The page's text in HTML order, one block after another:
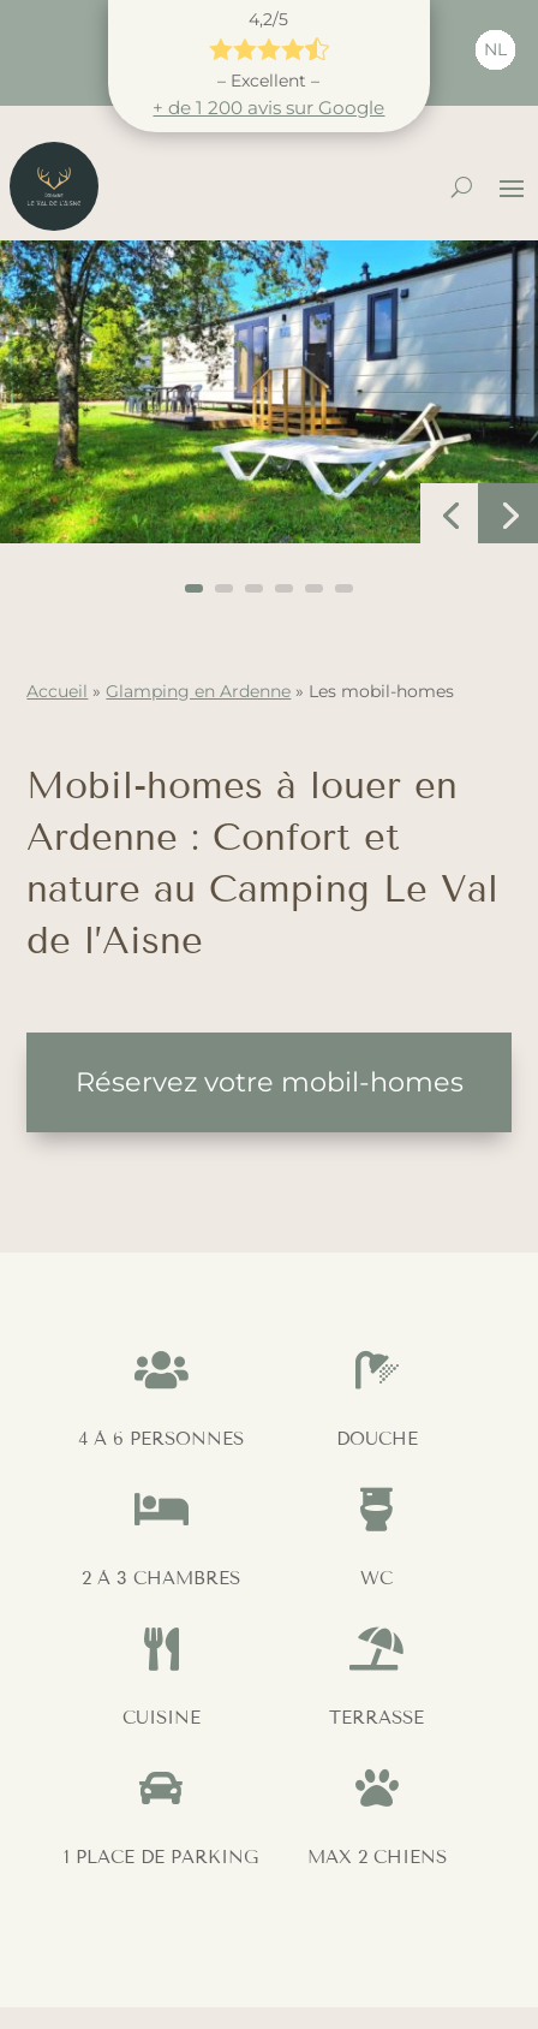
4,2/5

– Excellent –
+ de 1 200 avis sur Google
NL
Accueil »Glamping en Ardenne » Les mobil-homes
Mobil-homes à louer en
Ardenne : Confort et
nature au Camping Le Val
de l’Aisne
Réservez votre mobil-homes

4 À 6 PERSONNES

2 À 3 CHAMBRES

DOUCHE

WC

CUISINE

1 PLACE DE PARKING

TERRASSE

MAX 2 CHIENS